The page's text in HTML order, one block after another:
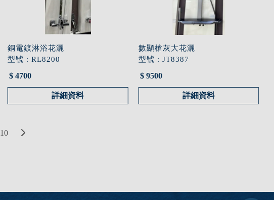
銅電鍍淋浴花灑
型號 : RL8200
$ 4700
詳細資料
數顯槍灰大花灑
型號 : JT8387
$ 9500
詳細資料
10